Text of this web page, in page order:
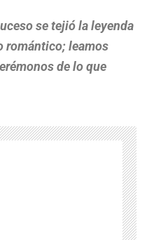
se tejió la leyenda
romántico; leamos
de lo que